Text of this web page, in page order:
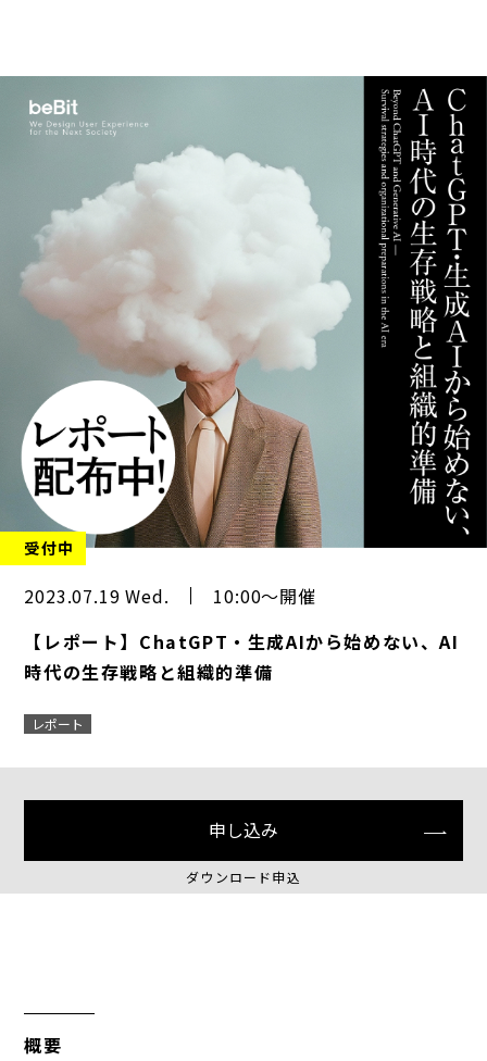
受付中
2023.07.19 Wed.
10:00～開催
【レポート】ChatGPT・生成AIから始めない、AI
時代の生存戦略と組織的準備
レポート
申し込み
ダウンロード申込
概要